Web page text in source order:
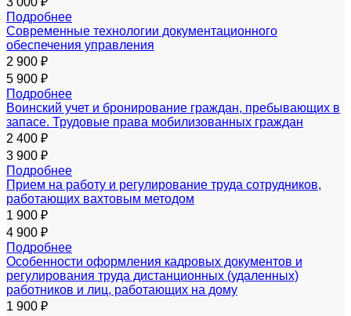
Подробнее
Современные технологии документационного
обеспечения управления
2 900 ₽
5 900 ₽
Подробнее
Воинский учет и бронирование граждан, пребывающих в
запасе. Трудовые права мобилизованных граждан
2 400 ₽
3 900 ₽
Подробнее
Прием на работу и регулирование труда сотрудников,
работающих вахтовым методом
1 900 ₽
4 900 ₽
Подробнее
Особенности оформления кадровых документов и
регулирования труда дистанционных (удаленных)
работников и лиц, работающих на дому
1 900 ₽